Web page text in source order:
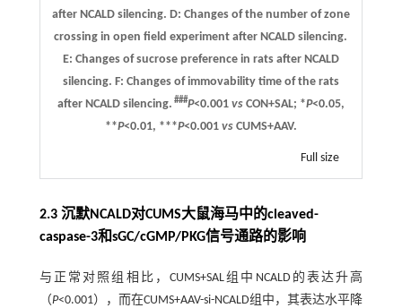
after NCALD silencing. D: Changes of the number of zone
crossing in open field experiment after NCALD silencing.
E: Changes of sucrose preference in rats after NCALD
silencing. F: Changes of immovability time of the rats
after NCALD silencing. ###P<0.001 vsCON+SAL; *P<0.05,
**P<0.01, ***P<0.001 vsCUMS+AAV.
Full size
2.3 沉默NCALD对CUMS大鼠海马中的cleaved-
caspase-3和sGC/cGMP/PKG信号通路的影响
与正常对照组相比，CUMS+SAL组中NCALD的表达升高
（P<0.001），而在CUMS+AAV-si-NCALD组中，其表达水平降